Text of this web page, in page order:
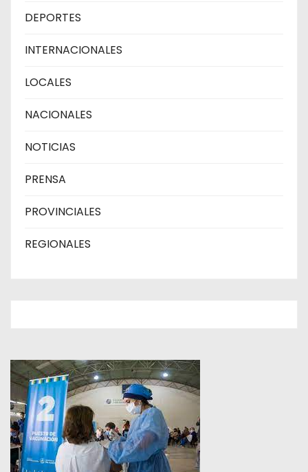
DEPORTES
INTERNACIONALES
LOCALES
NACIONALES
NOTICIAS
PRENSA
PROVINCIALES
REGIONALES